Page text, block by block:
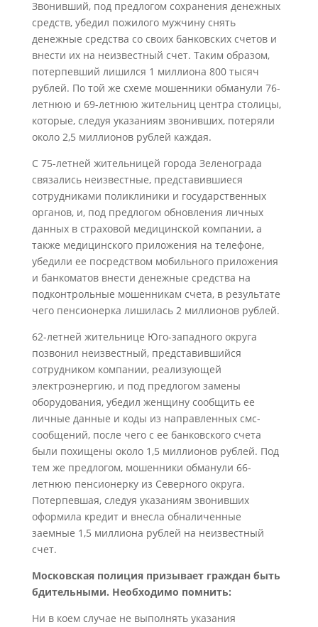
Звонивший, под предлогом сохранения денежных
средств, убедил пожилого мужчину снять
денежные средства со своих банковских счетов и
внести их на неизвестный счет. Таким образом,
потерпевший лишился 1 миллиона 800 тысяч
рублей. По той же схеме мошенники обманули 76-
летнюю и 69-летнюю жительниц центра столицы,
которые, следуя указаниям звонивших, потеряли
около 2,5 миллионов рублей каждая.
С 75-летней жительницей города Зеленограда
связались неизвестные, представившиеся
сотрудниками поликлиники и государственных
органов, и, под предлогом обновления личных
данных в страховой медицинской компании, а
также медицинского приложения на телефоне,
убедили ее посредством мобильного приложения
и банкоматов внести денежные средства на
подконтрольные мошенникам счета, в результате
чего пенсионерка лишилась 2 миллионов рублей.
62-летней жительнице Юго-западного округа
позвонил неизвестный, представившийся
сотрудником компании, реализующей
электроэнергию, и под предлогом замены
оборудования, убедил женщину сообщить ее
личные данные и коды из направленных смс-
сообщений, после чего с ее банковского счета
были похищены около 1,5 миллионов рублей. Под
тем же предлогом, мошенники обманули 66-
летнюю пенсионерку из Северного округа.
Потерпевшая, следуя указаниям звонивших
оформила кредит и внесла обналиченные
заемные 1,5 миллиона рублей на неизвестный
счет.
Московская полиция призывает граждан быть
бдительными. Необходимо помнить:
Ни в коем случае не выполнять указания